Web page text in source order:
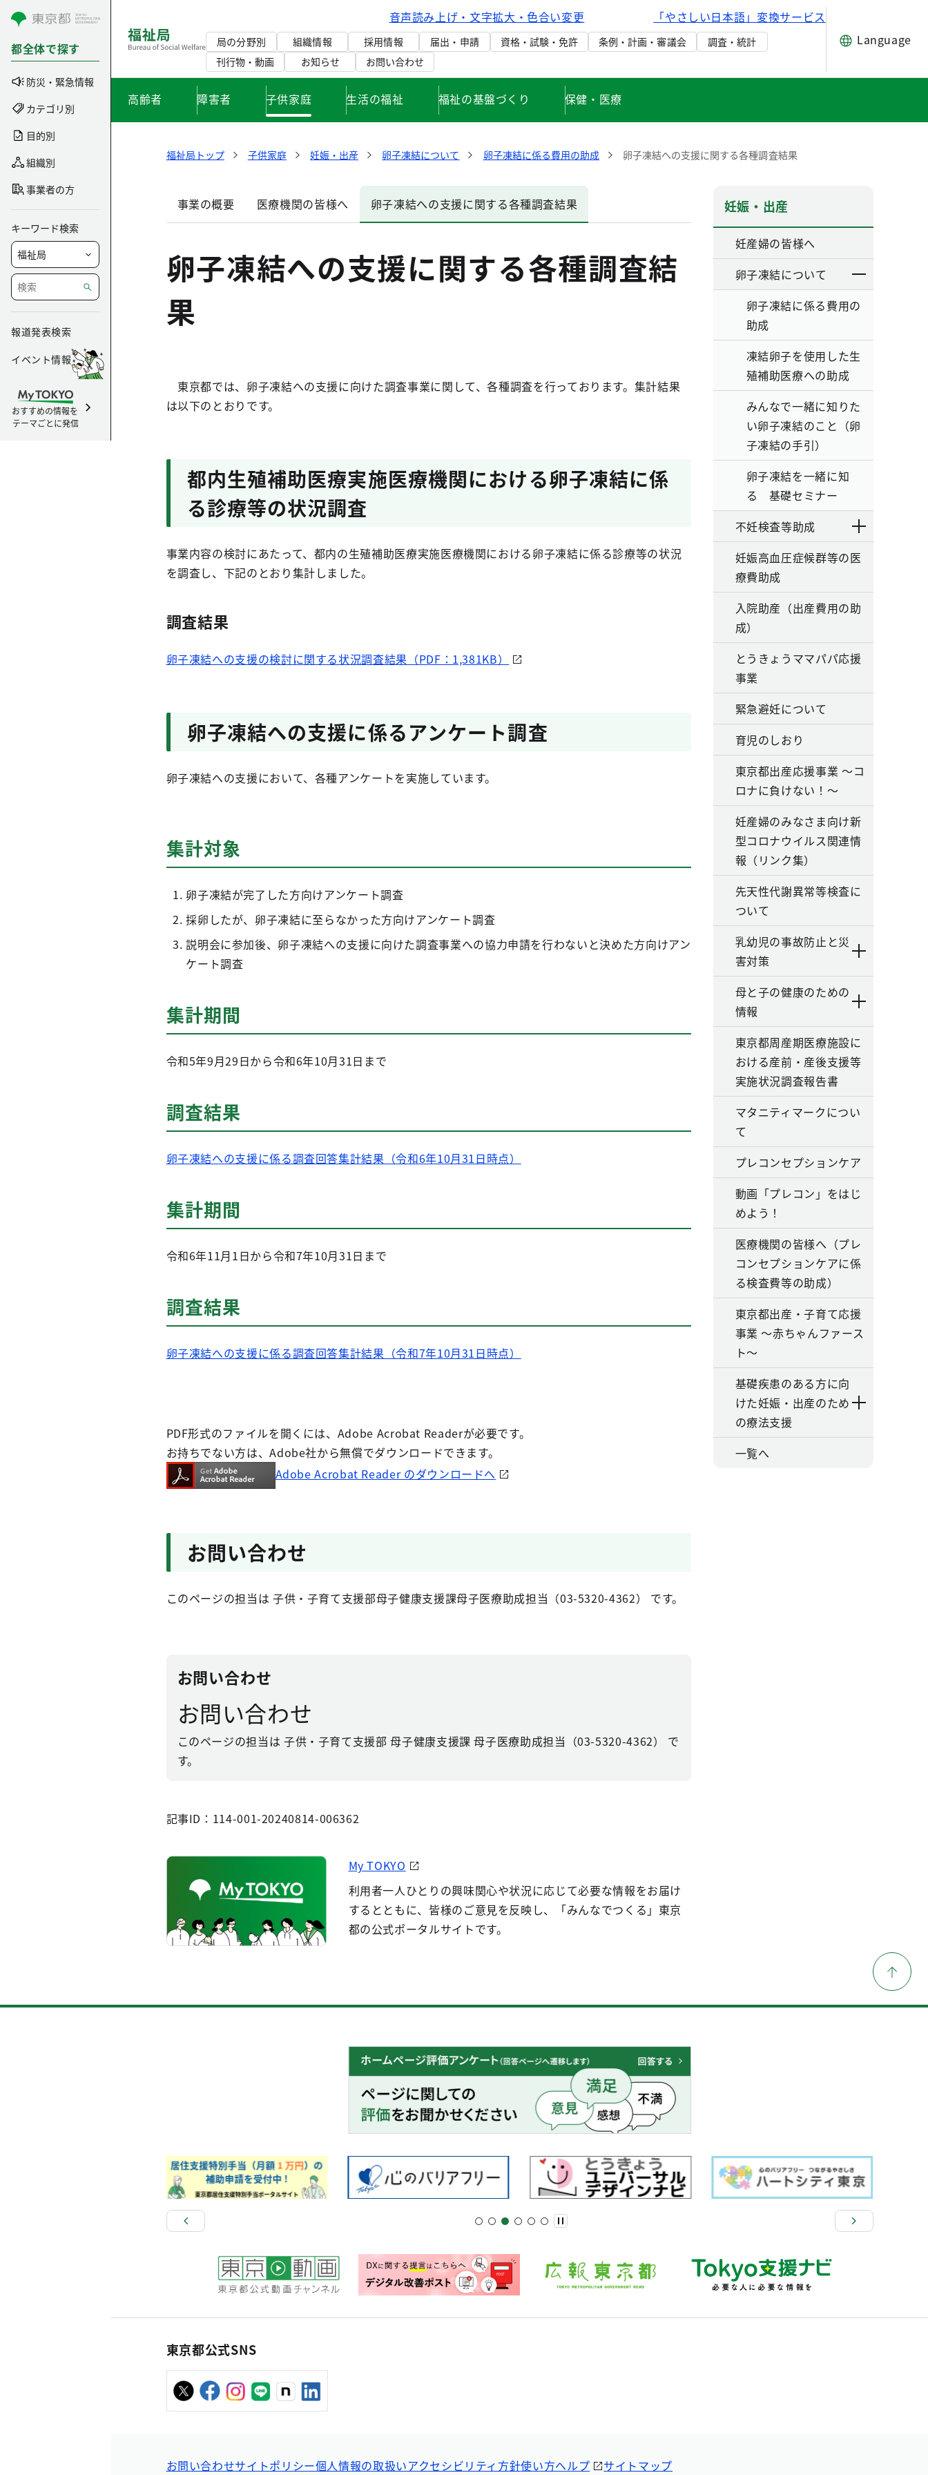
コンテンツにスキップ
都全体で探す
防災・緊急情報
カテゴリ別
目的別
組織別
事業者の方
キーワード検索
報道発表検索
イベント情報
おすすめの情報を
テーマごとに発信
音声読み上げ・文字拡大・色合い変更 「やさしい日本語」変換サービス
局の分野別 組織情報 採用情報 届出・申請 資格・試験・免許 条例・計画・審議会
調査・統計
刊行物・動画
お知らせ お問い合わせ
Language
高齢者 障害者 子供家庭 生活の福祉 福祉の基盤づくり 保健・医療
福祉局トップ 子供家庭 妊娠・出産 卵子凍結について 卵子凍結に係る費用の助成 卵子凍結への支援に関する各種調査結果
事業の概要 医療機関の皆様へ 卵子凍結への支援に関する各種調査結果
卵子凍結への支援に関する各種調査結
果
東京都では、卵子凍結への支援に向けた調査事業に関して、各種調査を行っております。集計結果
は以下のとおりです。
都内生殖補助医療実施医療機関における卵子凍結に係
る診療等の状況調査
事業内容の検討にあたって、都内の生殖補助医療実施医療機関における卵子凍結に係る診療等の状況
を調査し、下記のとおり集計しました。
調査結果
卵子凍結への支援の検討に関する状況調査結果（PDF：1,381KB）
卵子凍結への支援に係るアンケート調査
卵子凍結への支援において、各種アンケートを実施しています。
集計対象
卵子凍結が完了した方向けアンケート調査
採卵したが、卵子凍結に至らなかった方向けアンケート調査
説明会に参加後、卵子凍結への支援に向けた調査事業への協力申請を行わないと決めた方向けアン
ケート調査
集計期間
令和5年9月29日から令和6年10月31日まで
調査結果
卵子凍結への支援に係る調査回答集計結果（令和6年10月31日時点）
集計期間
令和6年11月1日から令和7年10月31日まで
調査結果
卵子凍結への支援に係る調査回答集計結果（令和7年10月31日時点）
PDF形式のファイルを開くには、Adobe Acrobat Readerが必要です。
お持ちでない方は、Adobe社から無償でダウンロードできます。
Adobe Acrobat Reader のダウンロードへ
お問い合わせ
このページの担当は 子供・子育て支援部母子健康支援課母子医療助成担当（03-5320-4362） です。
お問い合わせ
お問い合わせ
このページの担当は 子供・子育て支援部 母子健康支援課 母子医療助成担当（03-5320-4362） で
す。
記事ID：114-001-20240814-006362
My TOKYO
利用者一人ひとりの興味関心や状況に応じて必要な情報をお届け
するとともに、皆様のご意見を反映し、「みんなでつくる」東京
都の公式ポータルサイトです。
妊娠・出産
妊産婦の皆様へ
卵子凍結について
卵子凍結に係る費用の
助成
凍結卵子を使用した生
殖補助医療への助成
みんなで一緒に知りた
い卵子凍結のこと（卵
子凍結の手引）
卵子凍結を一緒に知
る 基礎セミナー
不妊検査等助成
妊娠高血圧症候群等の医
療費助成
入院助産（出産費用の助
成）
とうきょうママパパ応援
事業
緊急避妊について
育児のしおり
東京都出産応援事業 ～コ
ロナに負けない！～
妊産婦のみなさま向け新
型コロナウイルス関連情
報（リンク集）
先天性代謝異常等検査に
ついて
乳幼児の事故防止と災
害対策
母と子の健康のための
情報
東京都周産期医療施設に
おける産前・産後支援等
実施状況調査報告書
マタニティマークについ
て
プレコンセプションケア
動画「プレコン」をはじ
めよう！
医療機関の皆様へ（プレ
コンセプションケアに係
る検査費等の助成）
東京都出産・子育て応援
事業 ～赤ちゃんファース
ト～
基礎疾患のある方に向
けた妊娠・出産のため
の療法支援
一覧へ
東京都公式SNS
お問い合わせサイトポリシー個人情報の取扱いアクセシビリティ方針使い方ヘルプ サイトマップ